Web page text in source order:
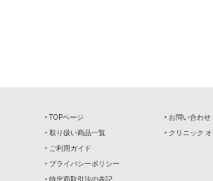
‣ TOPページ
‣ 取り扱い商品一覧
‣ ご利用ガイド
‣ プライバシーポリシー
‣ 特定商取引法の表記
‣ お問い合わせ
‣ クリニック